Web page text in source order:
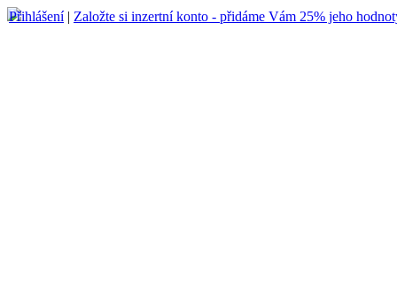
Přihlášení| Založte si inzertní konto - přidáme Vám 25% jeho